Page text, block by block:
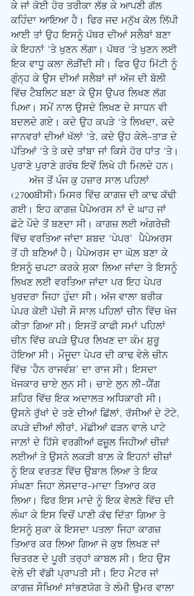
ਕੇ ਜਾਂ ਕੋਈ ਹੋਰ ਤਰੀਕਾ ਲੱਭ ਕੇ ਆਪਣੀ ਗੱਲ
ਕਹਿੰਦਾ ਆਇਆ ਹੈ। ਫਿਰ ਜਦ ਮਨੁੱਖ ਕੋਲ ਲਿੱਪੀ
ਆਈ ਤਾਂ ਉਹ ਇਸਨੂੰ ਪੱਥਰ ਦੀਆਂ ਸਲੈਬਾਂ ਬਣਾ
ਕੇ ਇਹਨਾਂ ‘ਤੇ ਖੁਣਨ ਲੱਗਾ। ਪੱਥਰ ‘ਤੇ ਖੁਣਨ ਲਈ
ਇਕ ਵਾਧੂ ਕਲਾ ਲੋੜੀਂਦੀ ਸੀ। ਫਿਰ ਉਹ ਮਿੱਟੀ ਨੂੰ
ਗੁੰਨ੍ਹ ਕੇ ਉਸ ਦੀਆਂ ਸਲੈਬਾਂ ਜਾਂ ਅੱਜ ਦੀ ਬੋਲੀ
ਵਿੱਚ ਟੈਬਲਿਟ ਬਣਾ ਕੇ ਉਸ ਉਪਰ ਲਿਖਣ ਲੱਗ
ਪਿਆ। ਸਮੇਂ ਨਾਲ ਉਸਦੇ ਲਿਖਣ ਦੇ ਸਾਧਨ ਵੀ
ਬਦਲਦੇ ਗਏ। ਕਦੇ ਉਹ ਕਪੜੇ ‘ਤੇ ਲਿਖਦਾ, ਕਦੇ
ਜਾਨਵਰਾਂ ਦੀਆਂ ਖੱਲਾਂ ‘ਤੇ, ਕਦੇ ਉਹ ਕੇਲੇ-ਤਾੜ ਦੇ
ਪੱਤਿਆਂ ‘ਤੇ ਤੇ ਕਦੇ ਤਾਂਬਾ ਜਾਂ ਕਿਸੇ ਹੋਰ ਧਾਂਤ ‘ਤੇ।
ਪੁਰਾਣੇ ਪੁਰਾਣੇ ਗਰੰਥ ਇਵੇਂ ਲਿਖੇ ਹੀ ਮਿਲਦੇ ਹਨ।
(2700ਬੀਸੀ) ਮਿਸਰ ਵਿੱਚ ਕਾਗਜ਼ ਦੀ ਕਾਢ ਕੱਢੀ
ਗਈ। ਇਹ ਕਾਗਜ਼ ਪੈਪੇਅਰਸ ਨਾਂ ਦੇ ਘਾਹ ਜਾਂ
ਛੋਟੇ ਪੌਦੇ ਤੋਂ ਬਣਦਾ ਸੀ। ਕਾਗਜ਼ ਲਈ ਅੰਗਰੇਜ਼ੀ
ਵਿੱਚ ਵਰਤਿਆ ਜਾਂਦਾ ਸ਼ਬਦ ‘ਪੇਪਰ’  ਪੈਪੇਅਰਸ
ਤੋਂ ਹੀ ਬਣਿਆਂ ਹੈ। ਪੈਪੇਅਰਸ ਦਾ ਘੋਲ਼ ਬਣਾ ਕੇ
ਇਸਨੂੰ ਚਪਟਾ ਕਰਕੇ ਸੁਕਾ ਲਿਆ ਜਾਂਦਾ ਤੇ ਇਸਨੂੰ
ਲਿਖਣ ਲਈ ਵਰਤਿਆ ਜਾਂਦਾ ਪਰ ਇਹ ਪੇਪਰ
ਖੁਰਦਰਾ ਜਿਹਾ ਹੁੰਦਾ ਸੀ। ਅੱਜ ਵਾਲਾ ਬਰੀਕ
ਪੇਪਰ ਕੋਈ ਪੱਚੀ ਸੌ ਸਾਲ ਪਹਿਲਾਂ ਚੀਨ ਵਿੱਚ ਖੋਜ
ਕੀਤਾ ਗਿਆ ਸੀ। ਇਸਤੋਂ ਕਾਫੀ ਸਮਾਂ ਪਹਿਲਾਂ
ਚੀਨ ਵਿੱਚ ਕਪੜੇ ਉਪਰ ਲਿਖਣ ਦਾ ਕੰਮ ਸ਼ੁਰੂ
ਹੋਇਆ ਸੀ। ਮੌਜੂਦਾ ਪੇਪਰ ਦੀ ਕਾਢ ਵੇਲੇ ਚੀਨ
ਵਿੱਚ ‘ਹੈਨ ਰਾਜਵੰਸ਼’ ਦਾ ਰਾਜ ਸੀ। ਇਸਦਾ
ਖੋਜਕਾਰ ਚਾਏ ਲੁਨ ਸੀ। ਚਾਏ ਲੁਨ ਲੀ-ਯੈਂਗ
ਸ਼ਹਿਰ ਵਿੱਚ ਇਕ ਅਦਾਲਤ ਅਧਿਕਾਰੀ ਸੀ।
ਉਸਨੇ ਰੁੱਖਾਂ ਦੇ ਤਣੇ ਦੀਆਂ ਛਿੱਲਾਂ, ਰੱਸੀਆਂ ਦੇ ਟੋਟੇ,
ਕਪੜੇ ਦੀਆਂ ਲੀਰਾਂ, ਮੱਛੀਆਂ ਫੜਨ ਵਾਲੇ ਪਾਟੇ
ਜਾਲ਼ਾਂ ਦੇ ਹਿੱਸੇ ਵਰਗੀਆਂ ਫਜ਼ੂਲ ਜਿਹੀਆਂ ਚੀਜ਼ਾਂ
ਲਈਆਂ ਤੇ ਉਸਨੇ ਲਕੜੀ ਬਾਲ਼ ਕੇ ਇਹਨਾਂ ਚੀਜ਼ਾਂ
ਨੂੰ ਇਕ ਵਰਤਣ ਵਿੱਚ ਉਬਾਲ ਲਿਆ ਤੇ ਇਕ
ਸੰਘਣਾ ਜਿਹਾ ਲੇਸਦਾਰ-ਮਾਦਾ ਤਿਆਰ ਕਰ
ਲਿਆ। ਫਿਰ ਇਸ ਮਾਦੇ ਨੂੰ ਇਕ ਵੇਲਣੇ ਵਿੱਚ ਦੀ
ਲੰਘਾ ਕੇ ਇਸ ਵਿਚੋਂ ਪਾਣੀ ਕੱਢ ਦਿੱਤਾ ਗਿਆ ਤੇ
ਇਸਨੂੰ ਸੁਕਾ ਕੇ ਇਸਦਾ ਪਤਲਾ ਜਿਹਾ ਕਾਗਜ਼
ਤਿਆਰ ਕਰ ਲਿਆ ਗਿਆ ਜੋ ਕੁਝ ਲਿਖਣ ਜਾਂ
ਚਿਤਰਣ ਦੇ ਪੂਰੀ ਤਰ੍ਹਾਂ ਕਾਬਲ ਸੀ। ਇਹ ਉਸ
ਵੇਲੇ ਦੀ ਵੱਡੀ ਪ੍ਰਾਪਤੀ ਸੀ। ਇਹ ਮੈਟਰ ਜਾਂ
ਕਾਗਜ਼ ਸੌਖਿਆਂ ਸਾਂਭਣਯੋਗ ਤੇ ਲੰਮੀ ਉਮਰ ਵਾਲਾ